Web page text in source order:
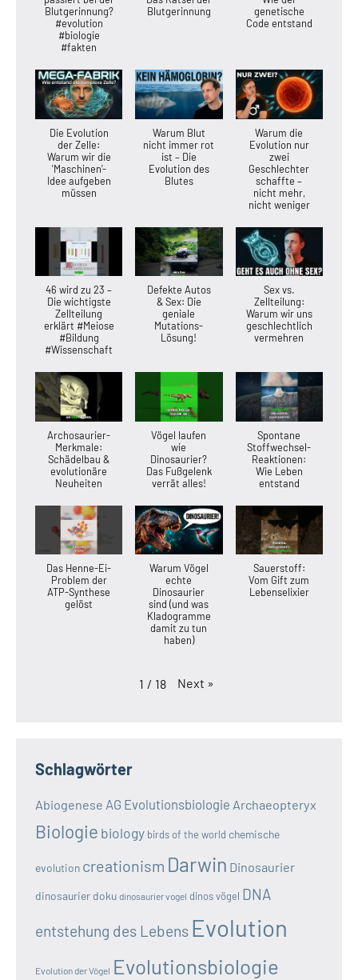
Blutgerinnung?
#evolution
#biologie
#fakten
Blutgerinnung
genetische
Code entstand
Die Evolution
der Zelle:
Warum wir die
'Maschinen'-
Idee aufgeben
müssen
Warum Blut
nicht immer rot
ist – Die
Evolution des
Blutes
Warum die
Evolution nur
zwei
Geschlechter
schaffte –
nicht mehr,
nicht weniger
46 wird zu 23 –
Die wichtigste
Zellteilung
erklärt #Meiose
#Bildung
#Wissenschaft
Defekte Autos
& Sex: Die
geniale
Mutations-
Lösung!
Sex vs.
Zellteilung:
Warum wir uns
geschlechtlich
vermehren
Archosaurier-
Merkmale:
Schädelbau &
evolutionäre
Neuheiten
Vögel laufen
wie
Dinosaurier?
Das Fußgelenk
verrät alles!
Spontane
Stoffwechsel-
Reaktionen:
Wie Leben
entstand
Das Henne-Ei-
Problem der
ATP-Synthese
gelöst
Warum Vögel
echte
Dinosaurier
sind (und was
Kladogramme
damit zu tun
haben)
Sauerstoff:
Vom Gift zum
Lebenselixier
1 / 18 Next »
Schlagwörter
Abiogenese AG Evolutionsbiologie Archaeopteryx
Biologie biology birds of the world chemische
evolution creationism Darwin Dinosaurier
dinosaurier doku dinosaurier vogel dinos vögel DNA
entstehung des Lebens Evolution
Evolution der Vögel Evolutionsbiologie